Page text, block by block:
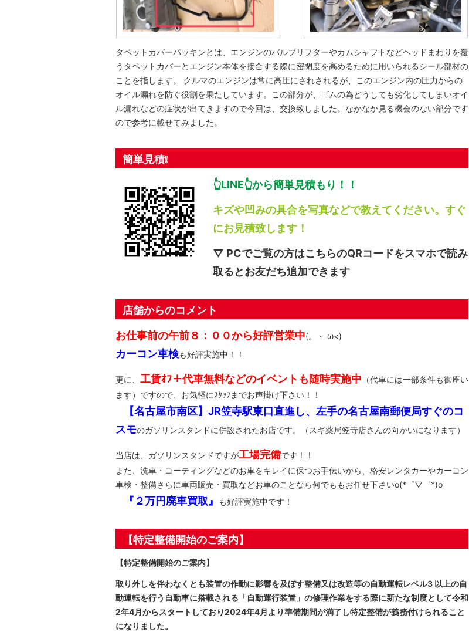
タペットカバーパッキンとは、エンジンのバルブリフターやカムシャフトなどヘッドまわりを覆
うタペットカバーとエンジン本体を接合する際に密閉度を高めるために用いられるシール部材の
ことを指します。 クルマのエンジンは常に高圧にされされるが、このエンジン内の圧力からの
オイル漏れを防ぐ役割を果たしています。この部分が、ゴムの為どうしても劣化してしまいオイ
ル漏れなどの症状が出てきますので今回は、交換致しました。なかなか見る機会のない部分です
ので参考に載せてみました。
簡単見積❕
👆LINE👆から簡単見積もり！！
キズや凹みの具合を写真などで教えてください。すぐ
にお見積致します！
▽ PCでご覧の方はこちらのQRコードをスマホで読み
取るとお友だち追加できます
店舗からのコメント
お仕事前の午前８：００から好評営業中(。・ ω<)ゞ
カーコン車検も好評実施中！！
更に、 工賃ｵﾌ＋代車無料などのイベントも随時実施中 （代車には一部条件も御座い
ます）ですので、お気軽にｽﾀｯﾌまでお声掛け下さい！！
【名古屋市南区】JR笠寺駅東口直進し、左手の名古屋南郵便局すぐのコ
スモのガソリンスタンドに併設されたお店です。（スギ薬局笠寺店さんの向かいになります）
当店は、ガソリンスタンドですが工場完備です！！
また、洗車・コーティングなどのお車をキレイに保つお手伝いから、格安レンタカーやカーコン
車検・整備さらに車両販売・買取などお車のことなら何でももお任せ下さいo(*゜▽゜*)o
『２万円廃車買取』 も好評実施中です！
【特定整備開始のご案内】
【特定整備開始のご案内】
取り外しを伴わなくとも装置の作動に影響を及ぼす整備又は改造等の自動運転レベル3 以上の自
動運転を行う自動車に搭載される「自動運行装置」の修理作業をする際に新たな制度として令和
2年4月からスタートしており2024年4月より準備期間が満了し特定整備が義務付けられること
になりました。